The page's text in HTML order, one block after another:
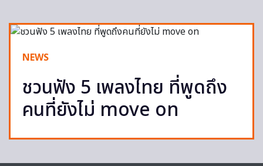
NEWS
ชวนฟัง 5 เพลงไทย ที่พูดถึง
คนที่ยังไม่ move on